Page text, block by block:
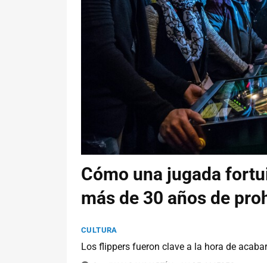
Cómo una jugada
más de 30 años de
CULTURA
Los flippers fueron clave a la hora de